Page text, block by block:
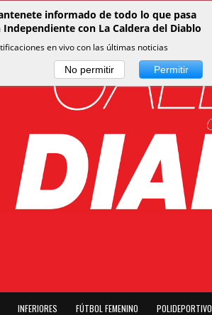
INFERIORES FÚTBOL FEMENINO POLIDEPORTIVO
informado de todo lo que pasa
Independiente con La Caldera del Diablo
en vivo con las últimas noticias
No permitir Permitir